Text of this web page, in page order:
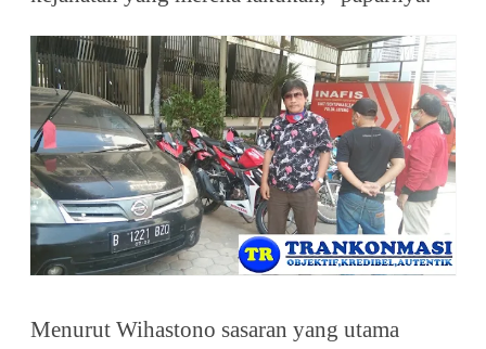
Menurut Wihastono sasaran yang utama